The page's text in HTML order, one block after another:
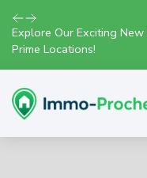
Explore Our Exciting
Prime Locations!